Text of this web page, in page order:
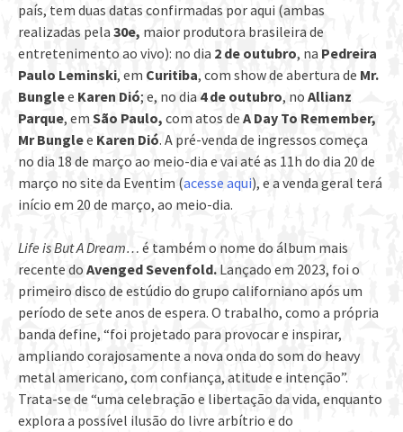
país, tem duas datas confirmadas por aqui (ambas
realizadas pela 30e, maior produtora brasileira de
entretenimento ao vivo): no dia 2 de outubro, na Pedreira
Paulo Leminski, em Curitiba, com show de abertura de Mr.
Bunglee Karen Dió; e, no dia 4 de outubro, no Allianz
Parque, em São Paulo, com atos de A Day To Remember,
Mr Bunglee Karen Dió. A pré-venda de ingressos começa
no dia 18 de março ao meio-dia e vai até as 11h do dia 20 de
março no site da Eventim (acesse aqui), e a venda geral terá
início em 20 de março, ao meio-dia.
Life is But A Dream… é também o nome do álbum mais
recente do Avenged Sevenfold. Lançado em 2023, foi o
primeiro disco de estúdio do grupo californiano após um
período de sete anos de espera. O trabalho, como a própria
banda define, “foi projetado para provocar e inspirar,
ampliando corajosamente a nova onda do som do heavy
metal americano, com confiança, atitude e intenção”.
Trata-se de “uma celebração e libertação da vida, enquanto
explora a possível ilusão do livre arbítrio e do